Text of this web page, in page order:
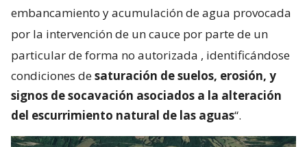
embancamiento y acumulación de agua provocada
por la intervención de un cauce por parte de un
particular de forma no autorizada , identificándose
condiciones desaturación de suelos, erosión, y
signos de socavación asociados a la alteración
del escurrimiento natural de las aguas“.